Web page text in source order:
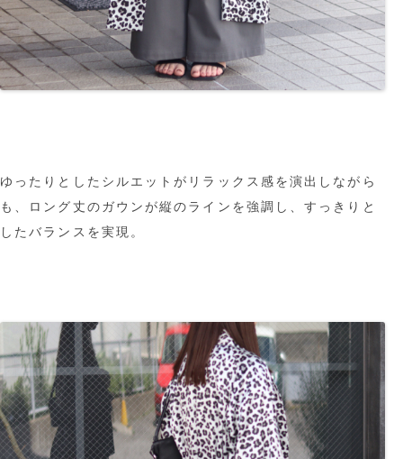
ゆったりとしたシルエットがリラックス感を演出しながら
も、ロング丈のガウンが縦のラインを強調し、すっきりと
したバランスを実現。